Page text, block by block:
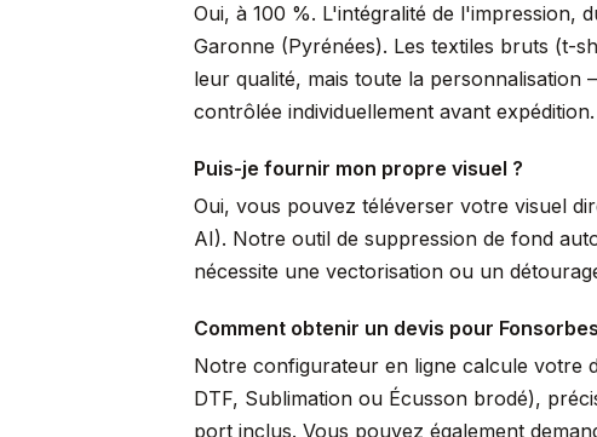
Oui, à 100 %. L'intégralité de l'impression,
Garonne (Pyrénées). Les textiles bruts (t-
leur qualité, mais toute la
contrôlée individuellement avant expédition.
Puis-je fournir mon propre visuel ?
Oui, vous pouvez téléverser votre visuel
AI). Notre outil de suppression de fond
nécessite une vectorisation ou un
Comment obtenir un devis pour
Notre configurateur en ligne calcule votre
DTF, Sublimation ou Écusson brodé),
port inclus. Vous pouvez également